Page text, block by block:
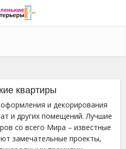
квартиры
и декорирования
и других помещений. Лучшие
со всего Мира – известные
замечательные проекты,